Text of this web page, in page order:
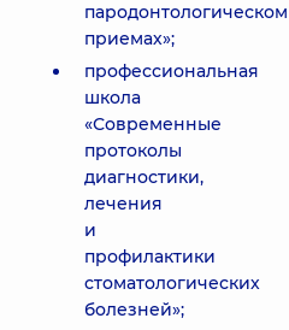
пародонтологическом
приемах»;
профессиональная
школа
«Современные
протоколы
диагностики,
лечения
и
профилактики
стоматологических
болезней»;